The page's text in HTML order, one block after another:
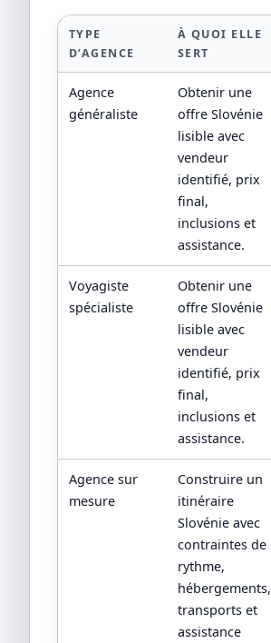
TYPE
D’AGENCE
À QUOI ELLE
SERT
Agence
généraliste
Obtenir une
offre Slovénie
lisible avec
vendeur
identifié, prix
final,
inclusions et
assistance.
Voyagiste
spécialiste
Obtenir une
offre Slovénie
lisible avec
vendeur
identifié, prix
final,
inclusions et
assistance.
Agence sur
mesure
Construire un
itinéraire
Slovénie avec
contraintes de
rythme,
hébergements,
transports et
assistance